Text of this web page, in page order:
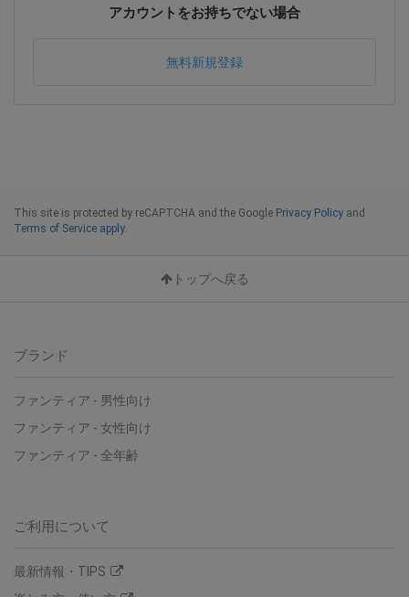
アカウントをお持ちでない場合
無料新規登録
This site is protected by reCAPTCHA and the Google Privacy Policy and
Terms of Service apply.
トップへ戻る
ブランド
ファンティア - 男性向け
ファンティア - 女性向け
ファンティア - 全年齢
ご利用について
最新情報・TIPS